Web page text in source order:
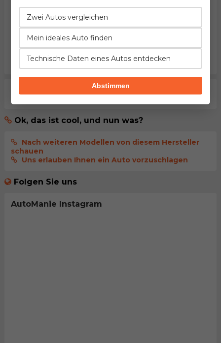
gelesen und akzeptiert zu haben.
Kommentar senden
melden Sie sich an , damit Ihr Kommentar
veröffentlicht wird
Aktuell gibt es noch keine Kommentare. Seien sie der
Ok, das ist cool, und nun was?
Nach weiteren Modellen von diesem Hersteller
schauen
Uns erlauben Ihnen ein Auto vorzuschlagen
Folgen Sie uns
AutoManie Instagram
Zwei Autos vergleichen
Mein ideales Auto finden
Technische Daten eines Autos entdecken
Abstimmen